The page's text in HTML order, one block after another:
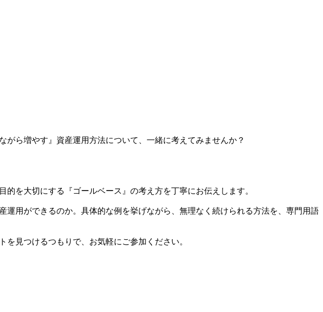
ら増やす』資産運用方法について、一緒に考えてみませんか？
を大切にする『ゴールベース』の考え方を丁寧にお伝えします。
用ができるのか。具体的な例を挙げながら、無理なく続けられる方法を、専門用語
を見つけるつもりで、お気軽にご参加ください。